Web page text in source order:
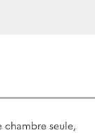
chambre seule,